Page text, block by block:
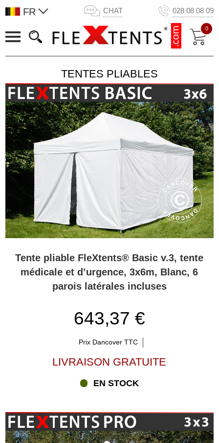
FR CHAT 028 08 08 09
0
TENTES PLIABLES
Tente pliable FleXtents® Basic v.3, tente
médicale et d’urgence, 3x6m, Blanc, 6
parois latérales incluses
643,37 €
Prix Dancover TTC
LIVRAISON GRATUITE
EN STOCK